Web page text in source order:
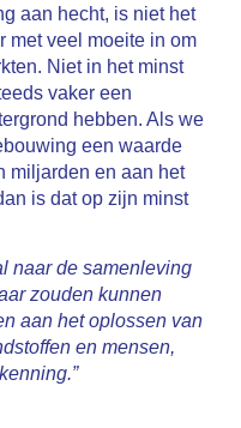
aan hecht, is niet het
met veel moeite in om
Niet in het minst
vaker een
hebben. Als we
een waarde
miljarden en aan het
is dat op zijn minst
naar de samenleving
zouden kunnen
aan het oplossen van
en mensen,